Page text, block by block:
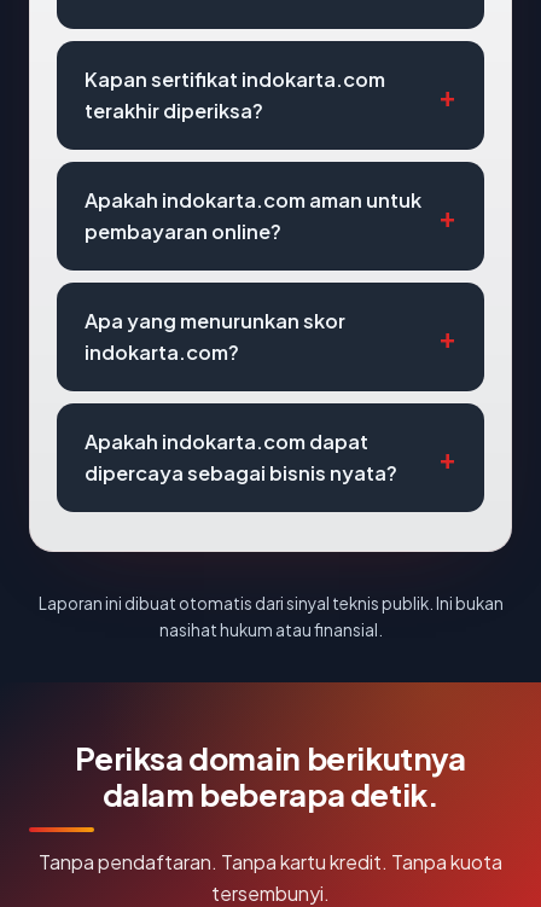
Kapan sertifikat indokarta.com
terakhir diperiksa?
Apakah indokarta.com aman untuk
pembayaran online?
Apa yang menurunkan skor
indokarta.com?
Apakah indokarta.com dapat
dipercaya sebagai bisnis nyata?
Laporan ini dibuat otomatis dari sinyal teknis publik. Ini bukan
nasihat hukum atau finansial.
Periksa domain berikutnya
dalam beberapa detik.
Tanpa pendaftaran. Tanpa kartu kredit. Tanpa kuota
tersembunyi.